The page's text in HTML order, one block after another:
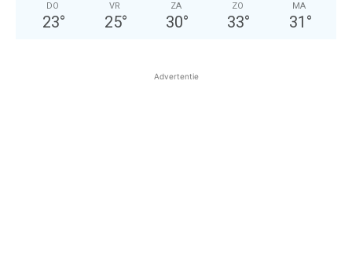
DO
23°
VR
25°
ZA
30°
ZO
33°
MA
31 °
Advertentie